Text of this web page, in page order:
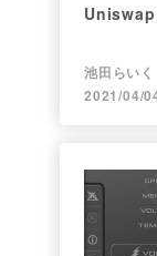
Uniswap
池田らいく
2021/04/